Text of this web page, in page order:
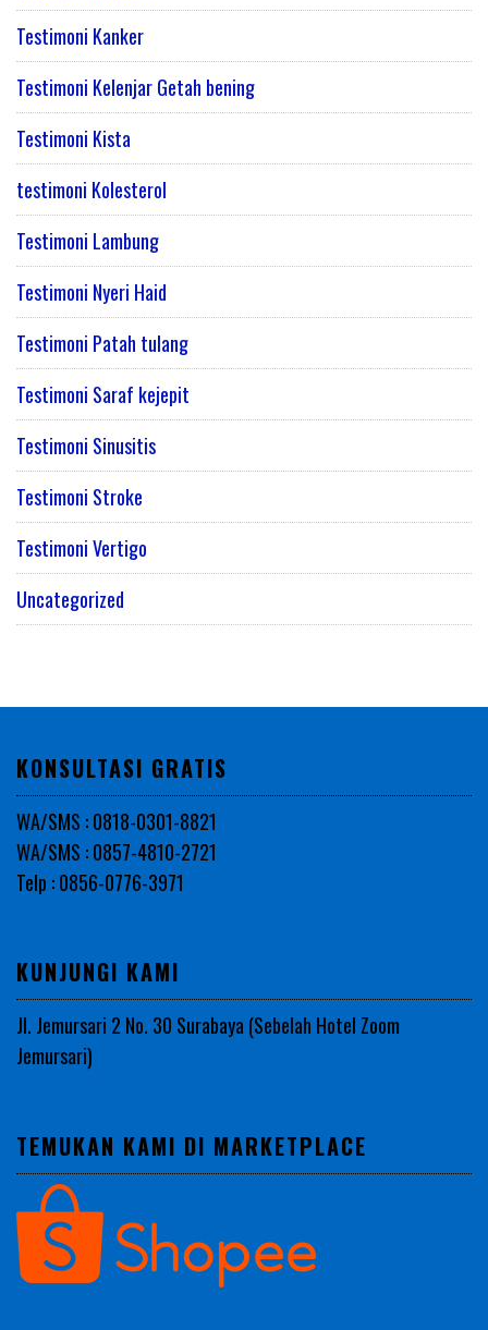
Testimoni Kanker
Testimoni Kelenjar Getah bening
Testimoni Kista
testimoni Kolesterol
Testimoni Lambung
Testimoni Nyeri Haid
Testimoni Patah tulang
Testimoni Saraf kejepit
Testimoni Sinusitis
Testimoni Stroke
Testimoni Vertigo
Uncategorized
KONSULTASI GRATIS
WA/SMS : 0818-0301-8821
WA/SMS : 0857-4810-2721
Telp : 0856-0776-3971
KUNJUNGI KAMI
Jl. Jemursari 2 No. 30 Surabaya (Sebelah Hotel Zoom
Jemursari)
TEMUKAN KAMI DI MARKETPLACE